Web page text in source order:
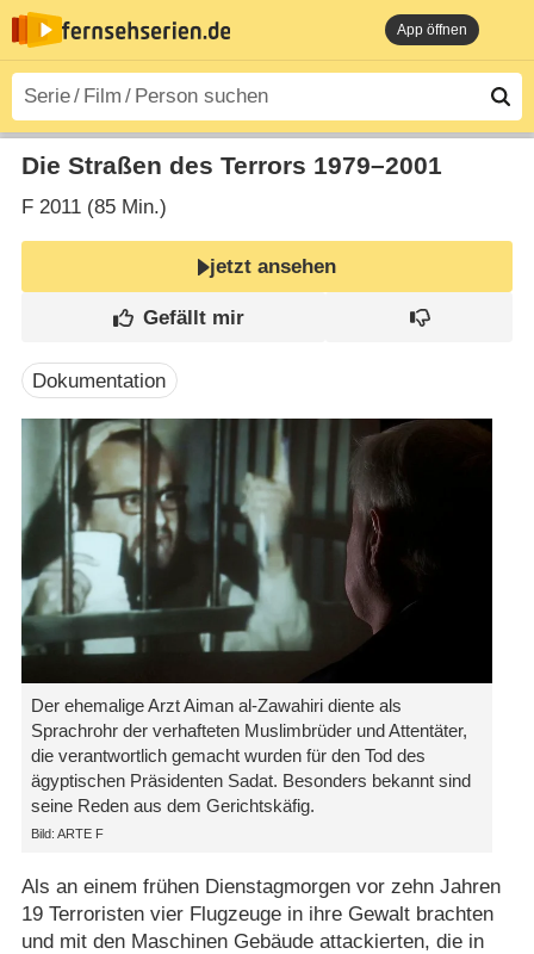
App öffnen
Die Straßen des Terrors 1979⁠–⁠2001
F2011 (85 Min.)
jetzt ansehen
Dokumentation
Der ehemalige Arzt Aiman al-Zawahiri diente als
Sprachrohr der verhafteten Muslimbrüder und Attentäter,
die verantwortlich gemacht wurden für den Tod des
ägyptischen Präsidenten Sadat. Besonders bekannt sind
seine Reden aus dem Gerichtskäfig.
Bild: ARTE F
Als an einem frühen Dienstagmorgen vor zehn Jahren
19 Terroristen vier Flugzeuge in ihre Gewalt brachten
und mit den Maschinen Gebäude attackierten, die in